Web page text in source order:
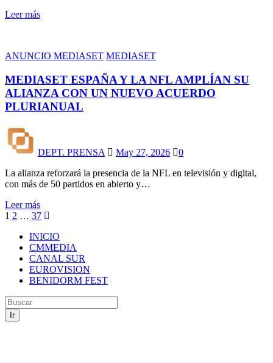
Leer más
ANUNCIO MEDIASET MEDIASET
MEDIASET ESPAÑA Y LA NFL AMPLÍAN SU
ALIANZA CON UN NUEVO ACUERDO
PLURIANUAL
DEPT. PRENSA May 27, 2026
0
La alianza reforzará la presencia de la NFL en televisión y digital,
con más de 50 partidos en abierto y…
Leer más
Paginación
entradas
1 2 … 37
INICIO
CMMEDIA
CANAL SUR
EUROVISION
BENIDORM FEST
Ir